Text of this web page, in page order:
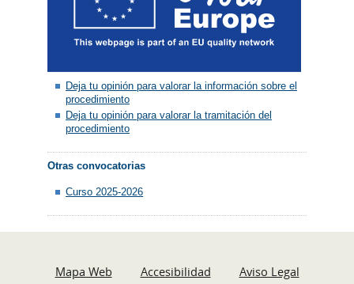
Deja tu opinión para valorar la información sobre el
procedimiento
Deja tu opinión para valorar la tramitación del
procedimiento
Otras convocatorias
Curso 2025-2026
Mapa Web Accesibilidad Aviso Legal